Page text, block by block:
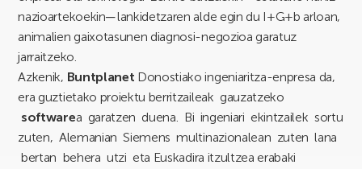
nazioartekoekin─ lankidetzaren alde egin du I+G+b arloan,
animalien gaixotasunen diagnosi-negozioa garatuz
jarraitzeko.
Azkenik, Buntplanet Donostiako ingeniaritza-enpresa da,
era guztietako proiektu berritzaileak gauzatzeko
softwarea garatzen duena. Bi ingeniari ekintzailek sortu
zuten, Alemanian Siemens multinazionalean zuten lana
bertan behera utzi eta Euskadira itzultzea erabaki